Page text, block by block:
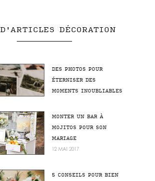
DÉCORATION
DES PHOTOS POUR
ÉTERNISER DES
MOMENTS INOUBLIABLES
MONTER UN BAR À
MOJITOS POUR SON
MARIAGE
12 MAI 2017
5 CONSEILS POUR BIEN